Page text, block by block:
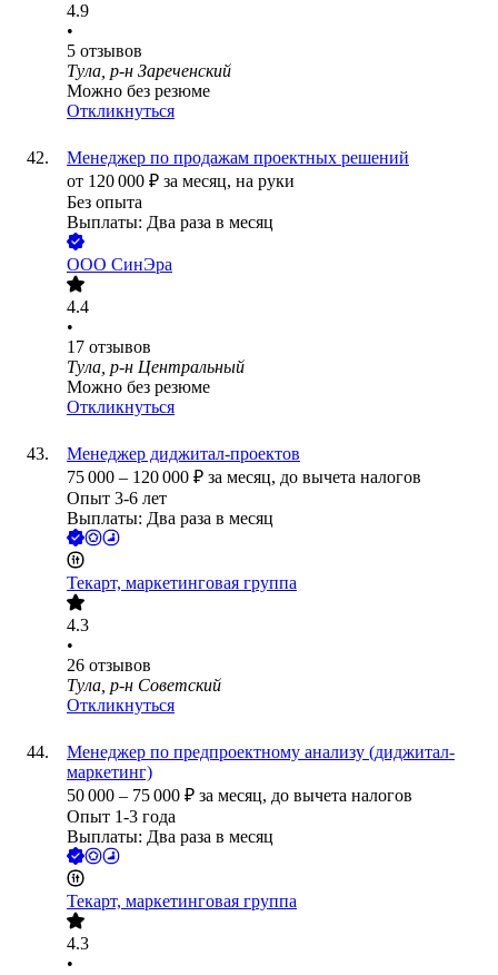
4.9
•
5 отзывов
Тула, р-н Зареченский
Можно без резюме
Откликнуться
Менеджер по продажам проектных решений
от 120 000 ₽ за месяц, на руки
Без опыта
Выплаты: Два раза в месяц
ООО СинЭра
4.4
•
17 отзывов
Тула, р-н Центральный
Можно без резюме
Откликнуться
Менеджер диджитал-проектов
75 000 – 120 000 ₽ за месяц, до вычета налогов
Опыт 3-6 лет
Выплаты: Два раза в месяц
Текарт, маркетинговая группа
4.3
•
26 отзывов
Тула, р-н Советский
Откликнуться
Менеджер по предпроектному анализу (диджитал-
маркетинг)
50 000 – 75 000 ₽ за месяц, до вычета налогов
Опыт 1-3 года
Выплаты: Два раза в месяц
Текарт, маркетинговая группа
4.3
•